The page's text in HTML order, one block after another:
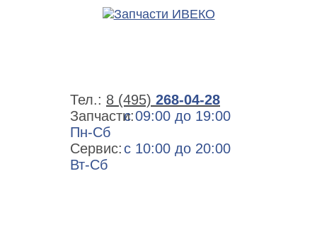
Тел.: 8 (495) 268-04-28
Запчасти:с 09:00 до 19:00
Пн-Сб
Сервис:с 10:00 до 20:00
Вт-Сб